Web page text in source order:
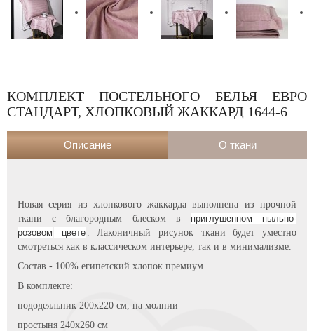
КОМПЛЕКТ ПОСТЕЛЬНОГО БЕЛЬЯ ЕВРО
СТАНДАРТ, ХЛОПКОВЫЙ ЖАККАРД 1644-6
Описание О ткани
Новая серия из хлопкового жаккарда выполнена из прочной
ткани с благородным блеском в приглушенном пыльно-
розовом
цвете . Лаконичный рисунок ткани будет уместно
смотреться как в классическом интерьере, так и в минимализме.
Состав - 100% египетский хлопок премиум.
В комплекте:
пододеяльник 200х220 см, на молнии
простыня 240х260 см